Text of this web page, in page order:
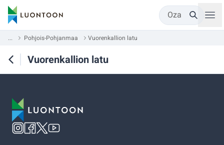
Oza
... Pohjois-Pohjanmaa Vuorenkallion latu
Vuorenkallion latu